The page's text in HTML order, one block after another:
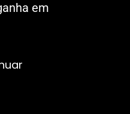
em